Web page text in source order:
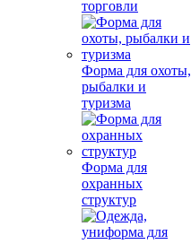
торговли
Форма для охоты,
рыбалки и
туризма
Форма для
охранных
структур